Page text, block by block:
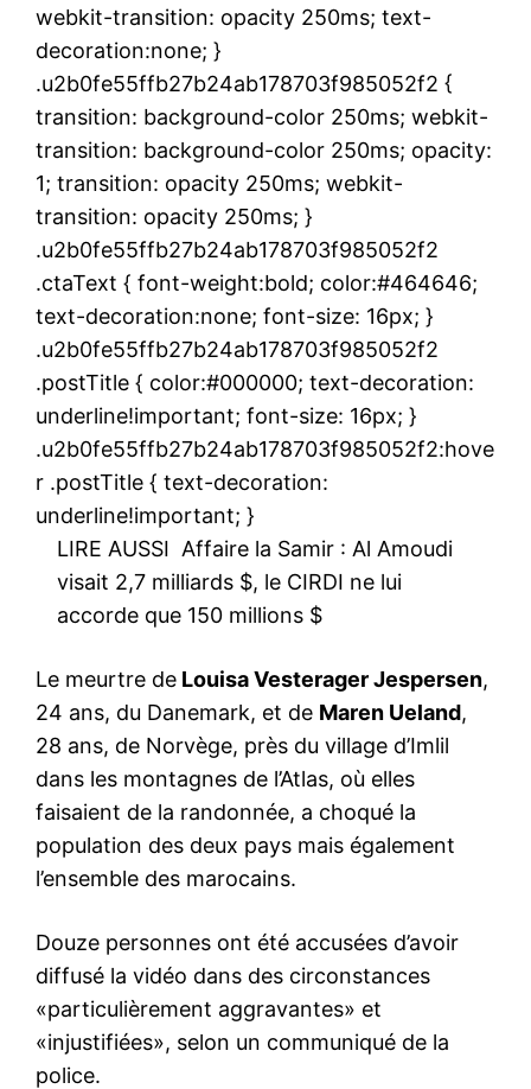
webkit-transition: opacity 250ms; text-
decoration:none; }
.u2b0fe55ffb27b24ab178703f985052f2 {
transition: background-color 250ms; webkit-
transition: background-color 250ms; opacity:
1; transition: opacity 250ms; webkit-
transition: opacity 250ms; }
.u2b0fe55ffb27b24ab178703f985052f2
.ctaText { font-weight:bold; color:#464646;
text-decoration:none; font-size: 16px; }
.u2b0fe55ffb27b24ab178703f985052f2
.postTitle { color:#000000; text-decoration:
underline!important; font-size: 16px; }
.u2b0fe55ffb27b24ab178703f985052f2:hove
r .postTitle { text-decoration:
underline!important; }
LIRE AUSSI Affaire la Samir : Al Amoudi
visait 2,7 milliards $, le CIRDI ne lui
accorde que 150 millions $
Le meurtre de Louisa Vesterager Jespersen,
24 ans, du Danemark, et de Maren Ueland,
28 ans, de Norvège, près du village d’Imlil
dans les montagnes de l’Atlas, où elles
faisaient de la randonnée, a choqué la
population des deux pays mais également
l’ensemble des marocains.
Douze personnes ont été accusées d’avoir
diffusé la vidéo dans des circonstances
«particulièrement aggravantes» et
«injustifiées», selon un communiqué de la
police.